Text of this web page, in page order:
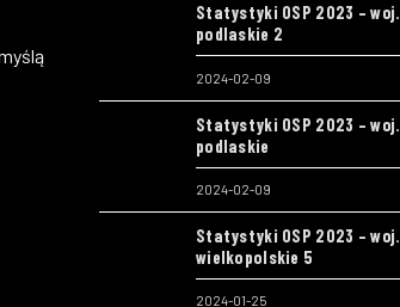
Statystyki OSP 2023 – woj.
podlaskie 2
2024-02-09
Statystyki OSP 2023 – woj.
podlaskie
2024-02-09
Statystyki OSP 2023 – woj.
wielkopolskie 5
2024-01-25